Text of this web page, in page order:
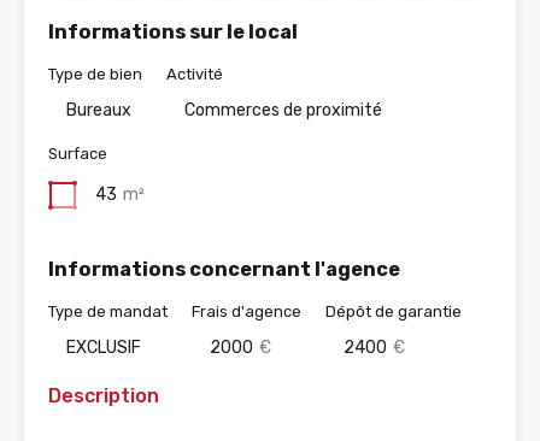
Informations sur le local
Type de bien
Bureaux
Activité
Commerces de proximité
Surface
43 m²
Informations concernant l'agence
Type de mandat
EXCLUSIF
Frais d'agence
2000 €
Dépôt de garantie
2400 €
Description